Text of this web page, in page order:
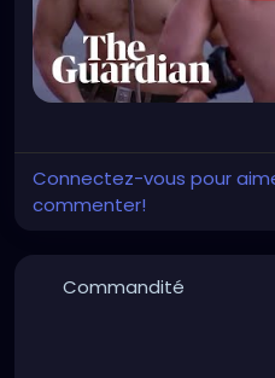
Connectez-vous pour
commenter!
Commandité